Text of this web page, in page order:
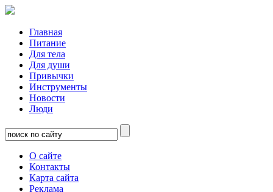
Главная
Питание
Для тела
Для души
Привычки
Инструменты
Новости
Люди
О сайте
Контакты
Карта сайта
Реклама